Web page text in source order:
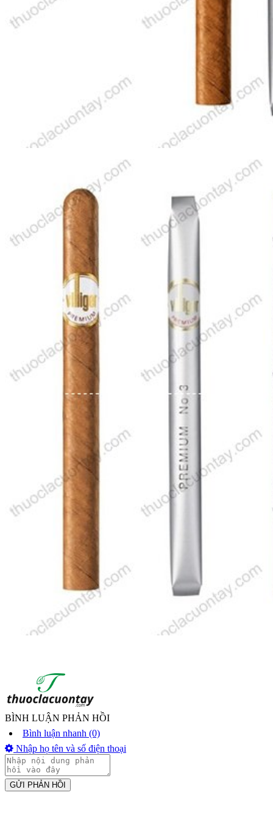
BÌNH LUẬN PHẢN HỒI
Bình luận nhanh (0)
Nhập họ tên và số điện thoại
GỬI PHẢN HỒI